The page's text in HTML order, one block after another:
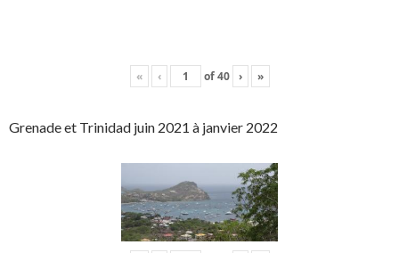
« ‹ of40 › »
Grenade et Trinidad juin 2021 à janvier 2022